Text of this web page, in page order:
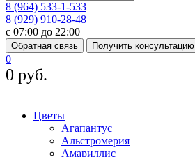
8 (964) 533-1-533
8 (929) 910-28-48
с 07:00 до 22:00
Обратная связь Получить консультацию
0
0 руб.
Цветы
Агапантус
Альстромерия
Амариллис